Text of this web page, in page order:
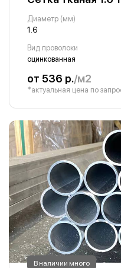
Диаметр (мм)
1.6
Вид проволоки
оцинкованная
от 536 р./м2
*актуальная цена по
В наличии много